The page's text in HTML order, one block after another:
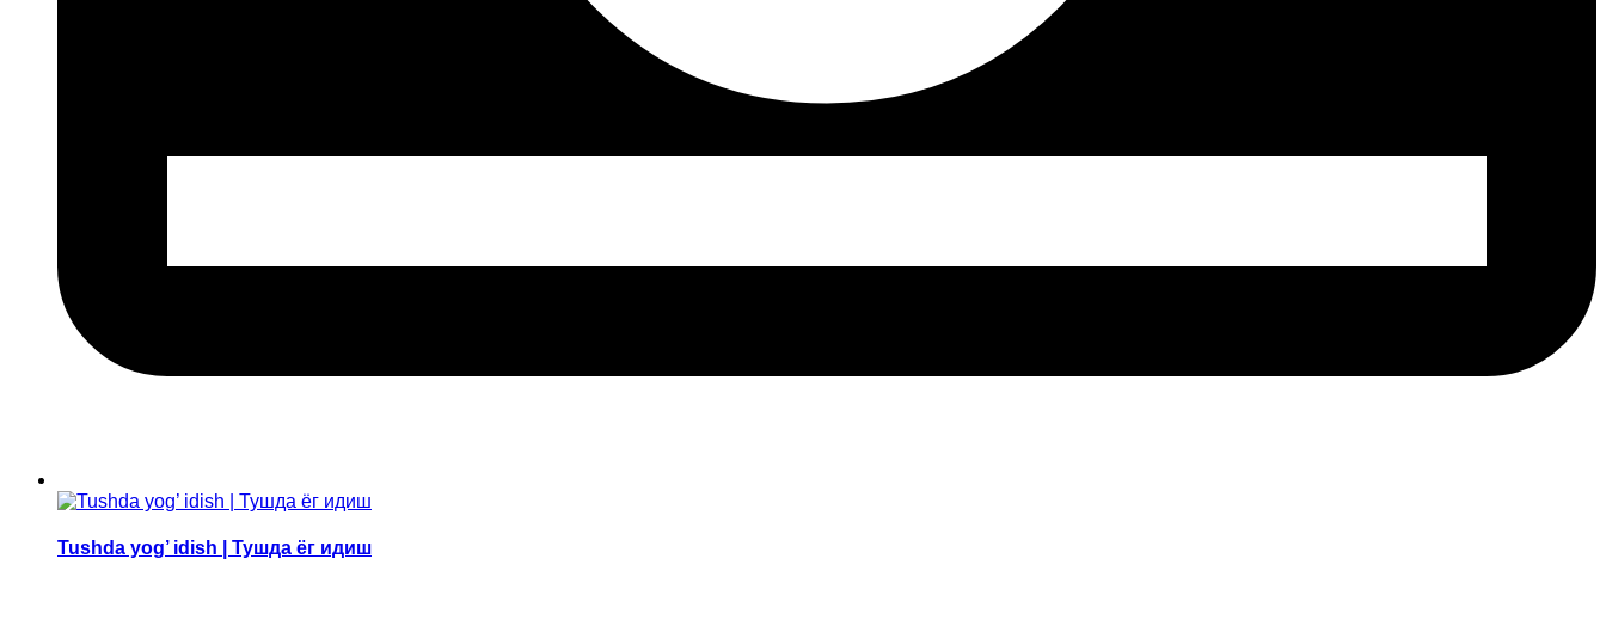
Tushda yog’ idish | Тушда ёг идиш